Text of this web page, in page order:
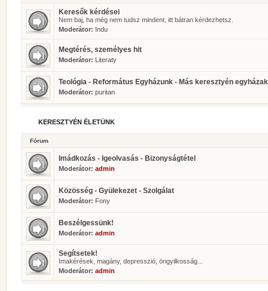
Keresők kérdései
Nem baj, ha még nem tudsz mindent, itt bátran kérdezhetsz.
Moderátor: Indu
Megtérés, személyes hit
Moderátor: Literaty
Teológia - Református Egyházunk - Más keresztyén egyházak
Moderátor: puritan
KERESZTYÉN ÉLETÜNK
Fórum
Imádkozás - Igeolvasás - Bizonyságtétel
Moderátor: admin
Közösség - Gyülekezet - Szolgálat
Moderátor: Fony
Beszélgessünk!
Moderátor: admin
Segítsetek!
Imakérések, magány, depresszió, öngyilkosság...
Moderátor: admin